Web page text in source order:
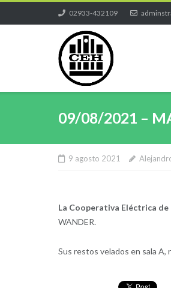
02933-432109
09/08/2021 –
9 agosto 2021
La Cooperativa Eléctrica de
WANDER.
Sus restos velados en sala